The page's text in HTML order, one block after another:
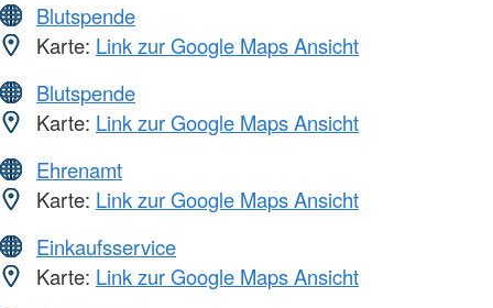
Blutspende
Karte: Link zur Google Maps Ansicht
Blutspende
Karte: Link zur Google Maps Ansicht
Ehrenamt
Karte: Link zur Google Maps Ansicht
Einkaufsservice
Karte: Link zur Google Maps Ansicht